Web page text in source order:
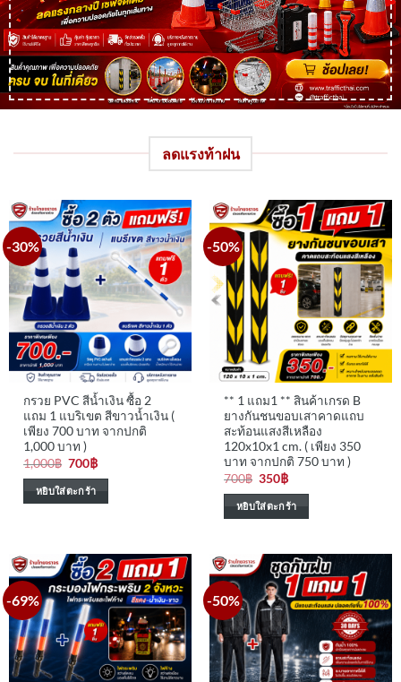
ลดแรงท้าฝน
-30%
กรวย PVC สีน้ำเงิน ซื้อ 2
แถม 1 แบริเขต สีขาวน้ำเงิน (
เพียง 700 บาท จากปกติ
1,000 บาท )
1,000฿ Original
price
was:
1,000฿.
700฿Current
หยิบใส่ตะกร้า
-50%
** 1 แถม1 ** สินค้าเกรด B
ยางกันชนขอบเสาคาดแถบ
สะท้อนแสงสีเหลือง
120x10x1 cm. ( เพียง 350
บาท จากปกติ 750 บาท )
700฿ Original
price
was:
700฿.
350฿Current
is:
350฿.
หยิบใส่ตะกร้า
-69% -50%